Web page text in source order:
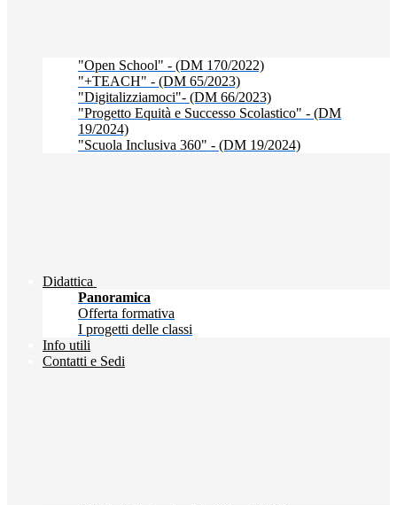
"Open School" - (DM 170/2022)
"+TEACH" - (DM 65/2023)
"Digitalizziamoci"- (DM 66/2023)
"Progetto Equità e Successo Scolastico" - (DM
19/2024)
"Scuola Inclusiva 360" - (DM 19/2024)
Didattica
Panoramica
Offerta formativa
I progetti delle classi
Info utili
Contatti e Sedi